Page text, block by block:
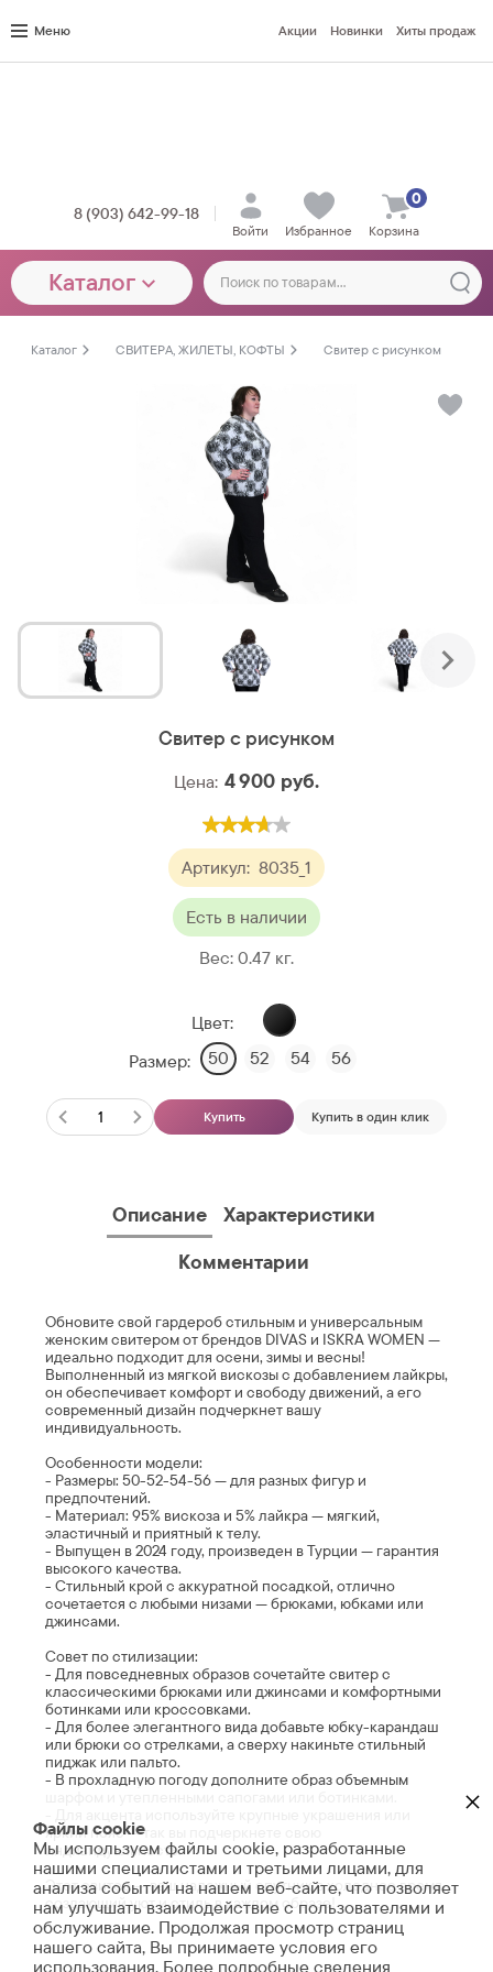
Меню Акции Новинки Хиты продаж
8 (903) 642-99-18
Войти Избранное Корзина
0
Каталог
Каталог СВИТЕРА, ЖИЛЕТЫ, КОФТЫ Свитер с рисунком
Свитер с рисунком
Артикул: 8035_1
Есть в наличии
Вес:0.47 кг.
Цена: 4 900 руб.
Цвет:
Размер:
50 52 54 56
Купить Купить в один клик
Описание
Характеристики
Комментарии
Обновите свой гардероб стильным и универсальным
женским свитером от брендов DIVAS и ISKRA WOMEN —
идеально подходит для осени, зимы и весны!
Выполненный из мягкой вискозы с добавлением лайкры,
он обеспечивает комфорт и свободу движений, а его
современный дизайн подчеркнет вашу
индивидуальность.
Особенности модели:
- Размеры: 50-52-54-56 — для разных фигур и
предпочтений.
- Материал: 95% вискоза и 5% лайкра — мягкий,
эластичный и приятный к телу.
- Выпущен в 2024 году, произведен в Турции — гарантия
высокого качества.
- Стильный крой с аккуратной посадкой, отлично
сочетается с любыми низами — брюками, юбками или
джинсами.
Совет по стилизации:
- Для повседневных образов сочетайте свитер с
классическими брюками или джинсами и комфортными
ботинками или кроссовками.
- Для более элегантного вида добавьте юбку-карандаш
или брюки со стрелками, а сверху накиньте стильный
пиджак или пальто.
- В прохладную погоду дополните образ объемным
яркий пояс — так вы подчеркнете свою
индивидуальность.
Этот свитер — ваш надежный спутник в холодное время,
создающий уют и стиль в каждом образе!
Файлы cookie
Мы используем файлы cookie, разработанные
нашими специалистами и третьими лицами, для
анализа событий на нашем веб-сайте, что позволяет
нам улучшать взаимодействие с пользователями и
обслуживание. Продолжая просмотр страниц
нашего сайта, Вы принимаете условия его
использования. Более подробные сведения
×